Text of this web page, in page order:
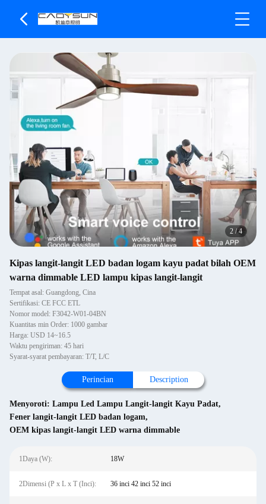
2 /4
Kipas langit-langit LED badan logam kayu padat bilah OEM
warna dimmable LED lampu kipas langit-langit
Tempat asal: Guangdong, Cina
Sertifikasi: CE FCC ETL
Nomor model: F3042-W01-04BN
Kuantitas min Order: 1000 gambar
Harga: USD 14~16.5
Waktu pengiriman: 45 hari
Syarat-syarat pembayaran: T/T, L/C
Perincian Description
Menyoroti: Lampu Led Lampu Langit-langit Kayu Padat,
Fener langit-langit LED badan logam,
OEM kipas langit-langit LED warna dimmable
1Daya (W): 18W
2Dimensi (P x L x T (Inci): 36 inci 42 inci 52 inci